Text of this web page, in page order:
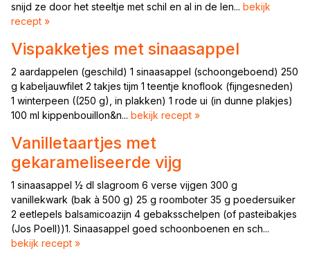
snijd ze door het steeltje met schil en al in de len... bekijk
recept »
Vispakketjes met sinaasappel
2 aardappelen (geschild) 1 sinaasappel (schoongeboend) 250
g kabeljauwfilet 2 takjes tijm 1 teentje knoflook (fijngesneden)
1 winterpeen ((250 g), in plakken) 1 rode ui (in dunne plakjes)
100 ml kippenbouillon&n... bekijk recept »
Vanilletaartjes met
gekarameliseerde vijg
1 sinaasappel ½ dl slagroom 6 verse vijgen 300 g
vanillekwark (bak à 500 g) 25 g roomboter 35 g poedersuiker
2 eetlepels balsamicoazijn 4 gebaksschelpen (of pasteibakjes
(Jos Poell))1. Sinaasappel goed schoonboenen en sch...
bekijk recept »